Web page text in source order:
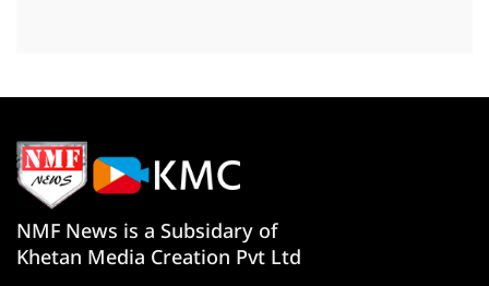
NMF News is a Subsidary of
Khetan Media Creation Pvt Ltd